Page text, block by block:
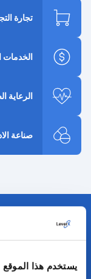
يستخدم هذا الموقع
تجارة
الخدمات
الرعاية
صناعة
لماذا LeverX؟